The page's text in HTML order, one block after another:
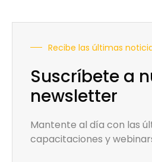
Recibe las últimas
Suscríbete a
newsletter
Mantente al día con las
capacitaciones y